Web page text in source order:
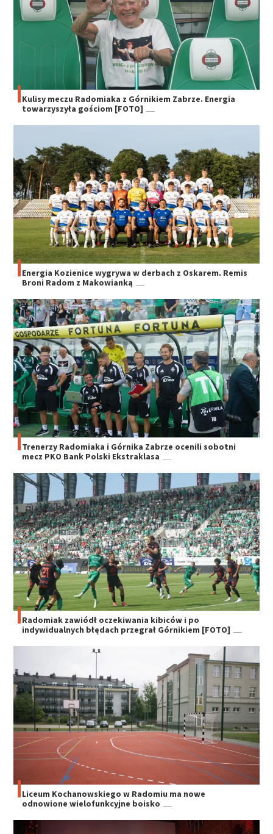
Kulisy meczu Radomiaka z Górnikiem Zabrze. Energia
towarzyszyła gościom [FOTO]
Energia Kozienice wygrywa w derbach z Oskarem. Remis
Broni Radom z Makowianką
Trenerzy Radomiaka i Górnika Zabrze ocenili sobotni
mecz PKO Bank Polski Ekstraklasa
Radomiak zawiódł oczekiwania kibiców i po
indywidualnych błędach przegrał Górnikiem [FOTO]
Liceum Kochanowskiego w Radomiu ma nowe
odnowione wielofunkcyjne boisko